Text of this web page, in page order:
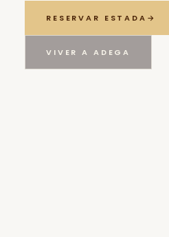
RESERVAR ESTADA →
VIVER A ADEGA